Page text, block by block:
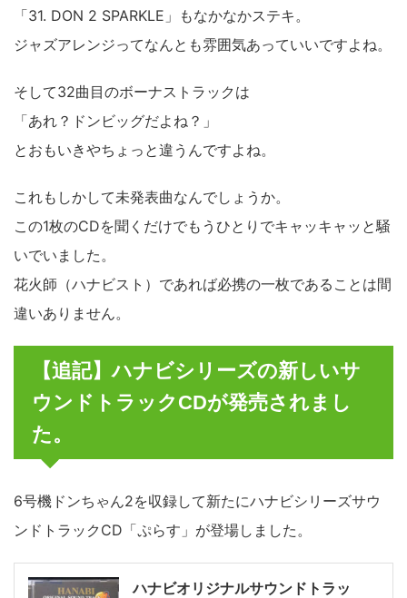
「31. DON 2 SPARKLE」もなかなかステキ。
ジャズアレンジってなんとも雰囲気あっていいですよね。
そして32曲目のボーナストラックは
「あれ？ドンビッグだよね？」
とおもいきやちょっと違うんですよね。
これもしかして未発表曲なんでしょうか。
この1枚のCDを聞くだけでもうひとりでキャッキャッと騒
いでいました。
花火師（ハナビスト）であれば必携の一枚であることは間
違いありません。
【追記】ハナビシリーズの新しいサ
ウンドトラックCDが発売されまし
た。
6号機ドンちゃん2を収録して新たにハナビシリーズサウ
ンドトラックCD「ぷらす」が登場しました。
ハナビオリジナルサウンドトラッ